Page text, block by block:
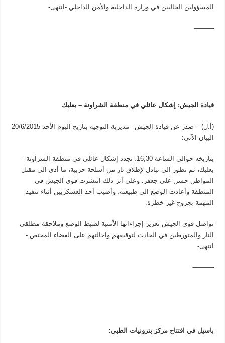
المسؤولين الحاليين في وزارة الداخلية والأمن الداخلي.-انتهى-
———
قيادة الجيش: إشكال عائلي في منطقة الشراونة – بعلبك
(أ.ل) – صدر عن قيادة الجيش– مديرية التوجيه بتاريخ اليوم الأحد 20/6/2015
البيان الآتي:
بتاريخه حوالى الساعة 16,30، تجدد إشكال عائلي في منطقة الشراونة –
بعلبك، ثم تطور الى تبادل لإطلاق نار من أسلحة حربية، ما أدى الى مقتل
المواطن حسن علي جعفر. وعلى أثر ذلك انتشرت قوى الجيش في
المنطقة وأعادت الوضع الى طبيعته، وأصيب أحد العسكريين أثناء تنفيذ
المهمة بجروح غير خطرة.
تواصل قوى الجيش تعزيز إجراءاتها الأمنية لضبط الوضع وملاحقة مطلقي
النار والمتورطين في الحادث لتوقيفهم واحالتهم على القضاء المختص.-
انتهى-
———-
باسيل في افتتاح مركز بترونيات الطبي: